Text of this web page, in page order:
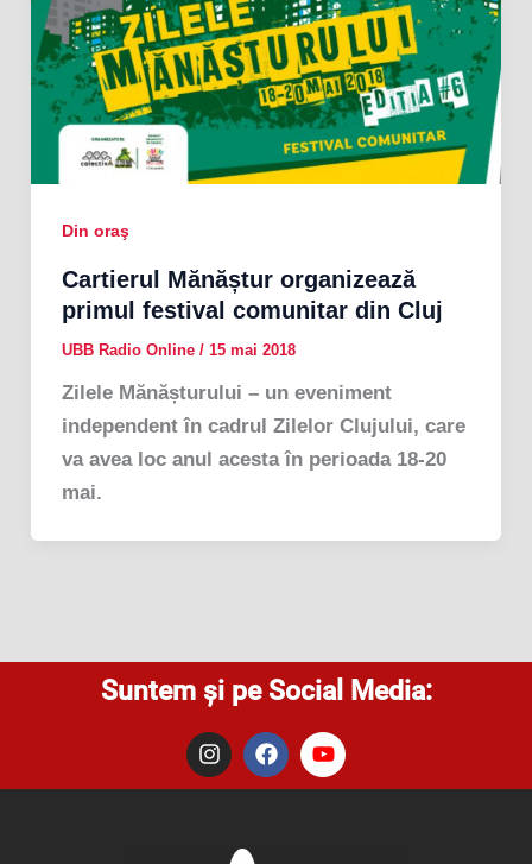
Din oraş
Cartierul Mănăștur organizează
primul festival comunitar din Cluj
UBB Radio Online / 15 mai 2018
Zilele Mănășturului – un eveniment
independent în cadrul Zilelor Clujului, care
va avea loc anul acesta în perioada 18-20
mai.
Suntem și pe Social Media:
I
n
s
F
a
c
Y
o
u